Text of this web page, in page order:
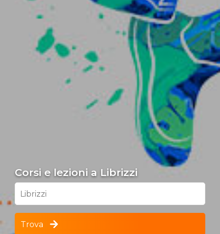
Corsi e lezioni a Librizzi
Librizzi
Trova